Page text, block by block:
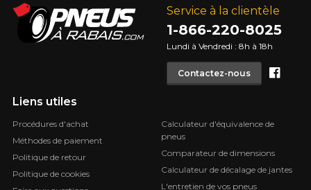
Service à la clientèle
1-866-220-8025
Lundi à Vendredi : 8h à 18h
Contactez-nous
Liens utiles
Procédures d'achat
Méthodes de paiement
Politique de retour
Politique de cookies
Calculateur d'équivalence de
pneus
Comparateur de dimensions
Calculateur de décalage de jantes
L'entretien de vos pneus